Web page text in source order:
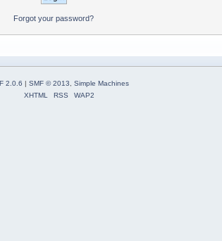
Forgot your password?
2.0.6 | SMF © 2013
Simple Machines
XHTML
RSS WAP2